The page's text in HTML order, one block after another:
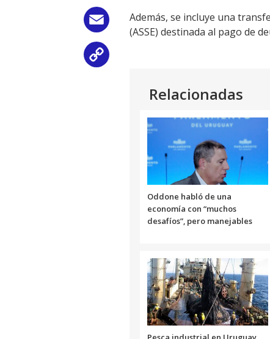
EmailAdemás, se incluye una
(ASSE) destinada al pago de
Relacionadas
Oddone habló de una
economía con “muchos
desafíos”, pero manejables